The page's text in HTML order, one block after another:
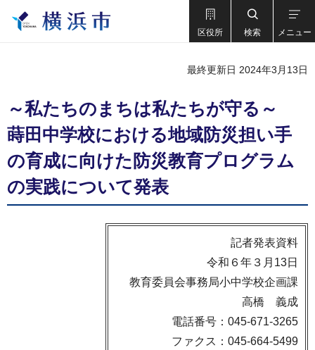
区役所 検索 メニュー
最終更新日 2024年3月13日
～私たちのまちは私たちが守る～
蒔田中学校における地域防災担い手
の育成に向けた防災教育プログラム
の実践について発表
記者発表資料
令和６年３月13日
教育委員会事務局小中学校企画課
高橋 義成
電話番号：045-671-3265
ファクス：045-664-5499